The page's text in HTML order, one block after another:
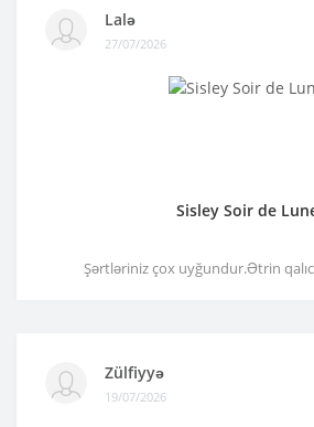
Lalə
27/07/2026
Sisley Soir de
Şərtləriniz çox uyğundur.Ətrin
Zülfiyyə
19/07/2026